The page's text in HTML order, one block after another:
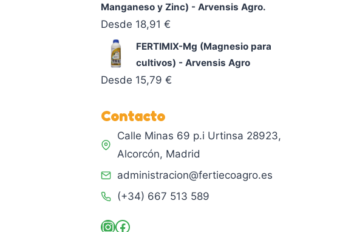
Manganeso y Zinc) - Arvensis Agro.
Desde 18,91€
FERTIMIX-Mg (Magnesio para
cultivos) - Arvensis Agro
Desde 15,79€
Contacto
Calle Minas 69 p.i Urtinsa 28923,
Alcorcón, Madrid
administracion@fertiecoagro.es
(+34) 667 513 589
Instagram
Facebook